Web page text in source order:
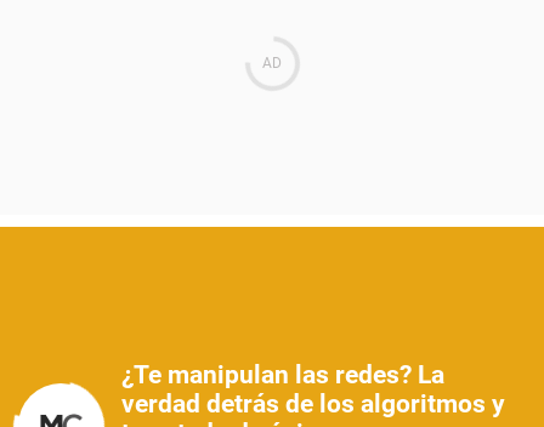
¿Te manipulan las redes? La
verdad detrás de los algoritmos y